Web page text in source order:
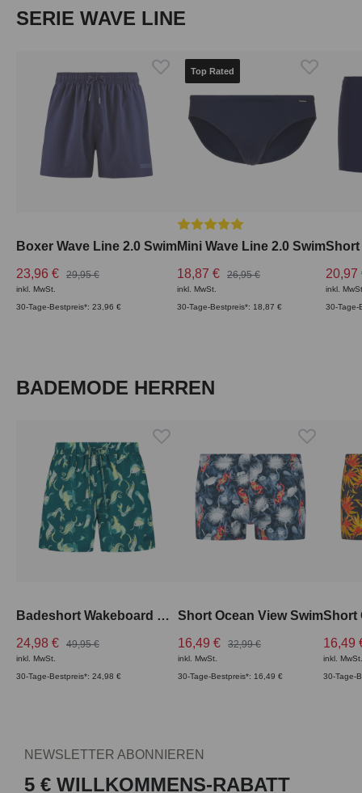
Produktgalerie überspringen
SERIE WAVE LINE
Boxer Wave Line 2.0 Swim
23,96 €
29,95 €
inkl. MwSt.
30-Tage-Bestpreis*: 23,96 €
Top Rated
Durchschnittliche Bewertung
Mini Wave Line 2.0 Swim
18,87 €
26,95 €
inkl. MwSt.
30-Tage-Bestpreis*: 18,87 €
Short
inkl.
30-Tage-
Produktgalerie überspringen
BADEMODE HERREN
Badeshort Wakeboard Swim
24,98 €
49,95 €
inkl. MwSt.
30-Tage-Bestpreis*: 24,98 €
Short Ocean View Swim
16,49 €
32,99 €
inkl. MwSt.
30-Tage-Bestpreis*: 16,49 €
Short
16,49
inkl. MwSt.
30-Tage-
NEWSLETTER ABONNIEREN
5 € WILLKOMMENS-RABATT